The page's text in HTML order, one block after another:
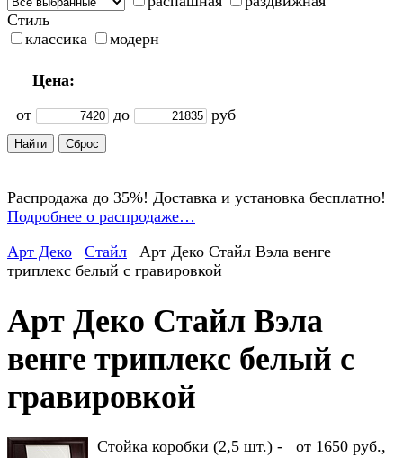
Стиль
классика
модерн
Цена:
от
до руб
Распродажа до 35%! Доставка и установка бесплатно!
Подробнее о распродаже…
Арт Деко
Стайл
Арт Деко Стайл Вэла венге
триплекс белый с гравировкой
Арт Деко Стайл Вэла
венге триплекс белый с
гравировкой
Стойка коробки (2,5 шт.) - от 1650 руб.,